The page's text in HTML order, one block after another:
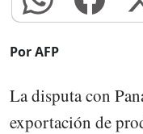
Por AFP
La disputa con
exportación de